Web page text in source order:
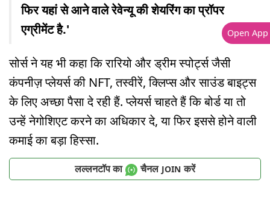
फिर यहां से आने वाले रेवेन्यू की शेयरिंग का प्रॉपर
एग्रीमेंट है.'
सोर्स ने यह भी कहा कि रारियो और ड्रीम स्पोर्ट्स जैसी
कंपनीज़ प्लेयर्स की NFT, तस्वीरें, क्लिप्स और साउंड बाइट्स
के लिए अच्छा पैसा दे रही हैं. प्लेयर्स चाहते हैं कि बोर्ड या तो
उन्हें नेगोशिएट करने का अधिकार दे, या फिर इससे होने वाली
कमाई का बड़ा हिस्सा.
लल्लनटॉप का चैनल JOIN करें
Open App